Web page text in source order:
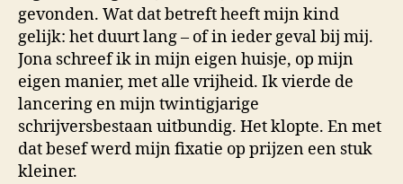
gevonden. Wat dat betreft heeft mijn kind
gelijk: het duurt lang – of in ieder geval bij mij.
Jona schreef ik in mijn eigen huisje, op mijn
eigen manier, met alle vrijheid. Ik vierde de
lancering en mijn twintigjarige
schrijversbestaan uitbundig. Het klopte. En met
dat besef werd mijn fixatie op prijzen een stuk
kleiner.